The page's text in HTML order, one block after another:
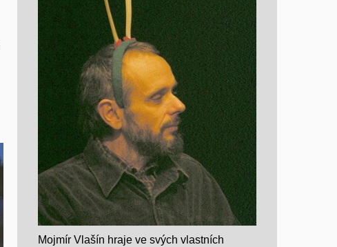
Mojmír Vlašín hraje ve svých vlastních